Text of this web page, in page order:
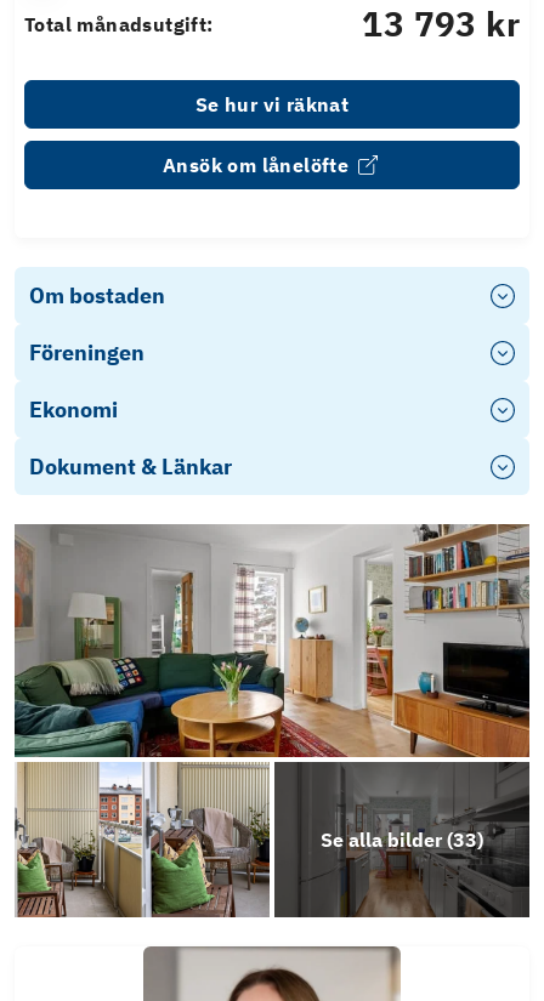
Total månadsutgift: 13 793 kr
Se hur vi räknat
Ansök om lånelöfte
Om bostaden
Föreningen
Ekonomi
Dokument & Länkar
Objektsbeskrivning
Se alla bilder (33)